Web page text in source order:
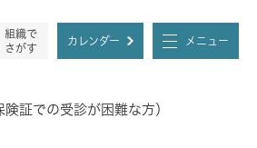
組織で
さがす
カレンダー メニュー
証での受診が困難な方）